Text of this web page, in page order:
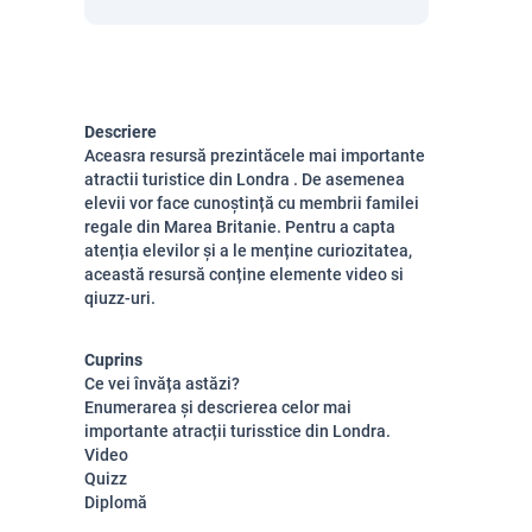
Descriere
Aceasra resursă prezintăcele mai importante
atractii turistice din Londra . De asemenea
elevii vor face cunoștință cu membrii familei
regale din Marea Britanie. Pentru a capta
atenția elevilor și a le menține curiozitatea,
această resursă conține elemente video si
qiuzz-uri.
Cuprins
Ce vei învăța astăzi?
Enumerarea și descrierea celor mai
importante atracții turisstice din Londra.
Video
Quizz
Diplomă